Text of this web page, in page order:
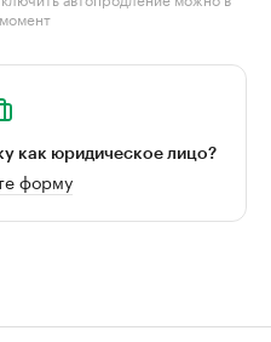
как юридическое лицо?
форму